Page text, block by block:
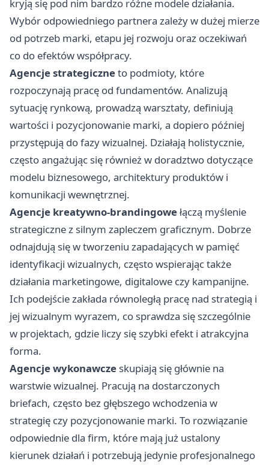
kryją się pod nim bardzo różne modele działania.
Wybór odpowiedniego partnera zależy w dużej mierze
od potrzeb marki, etapu jej rozwoju oraz oczekiwań
co do efektów współpracy.
Agencje strategiczneto podmioty, które
rozpoczynają pracę od fundamentów. Analizują
sytuację rynkową, prowadzą warsztaty, definiują
wartości i pozycjonowanie marki, a dopiero później
przystępują do fazy wizualnej. Działają holistycznie,
często angażując się również w doradztwo dotyczące
modelu biznesowego, architektury produktów i
komunikacji wewnętrznej.
Agencje kreatywno-brandingowełączą myślenie
strategiczne z silnym zapleczem graficznym. Dobrze
odnajdują się w tworzeniu zapadających w pamięć
identyfikacji wizualnych, często wspierając także
działania marketingowe, digitalowe czy kampanijne.
Ich podejście zakłada równoległą pracę nad strategią i
jej wizualnym wyrazem, co sprawdza się szczególnie
w projektach, gdzie liczy się szybki efekt i atrakcyjna
forma.
Agencje wykonawcze skupiają się głównie na
warstwie wizualnej. Pracują na dostarczonych
briefach, często bez głębszego wchodzenia w
strategię czy pozycjonowanie marki. To rozwiązanie
odpowiednie dla firm, które mają już ustalony
kierunek działań i potrzebują jedynie profesjonalnego